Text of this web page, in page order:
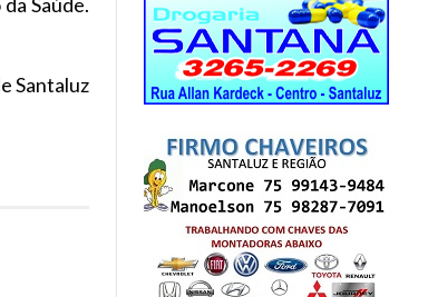
Santaluz